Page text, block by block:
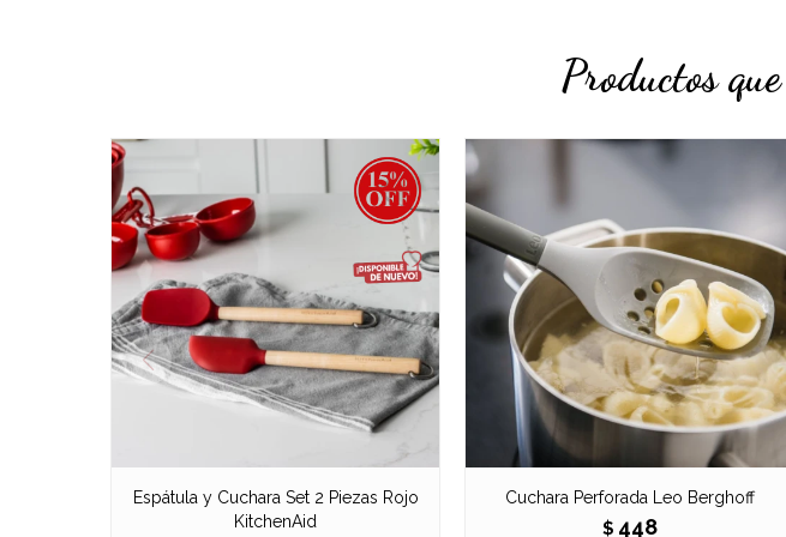
Productos
Espátula y Cuchara Set 2 Piezas Rojo
KitchenAid
Cuchara Perforada Leo Berghoff
$ 448